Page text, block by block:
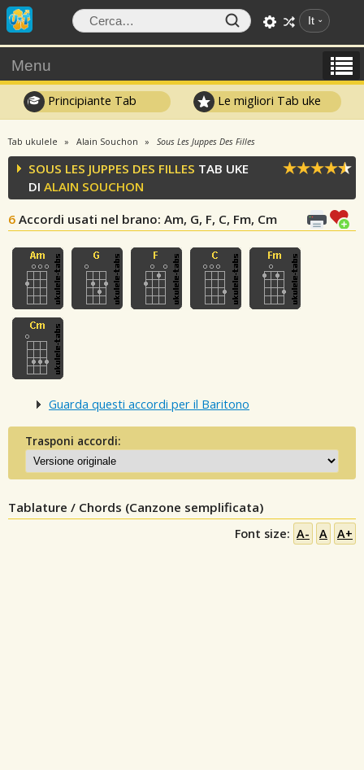
It
Menu
Principiante Tab Le migliori Tab uke
Tab ukulele Alain Souchon Sous Les Juppes Des Filles
SOUS LES JUPPES DES FILLES TAB UKE
DI ALAIN SOUCHON
6 Accordi usati nel brano: Am, G, F, C, Fm, Cm
Guarda questi accordi per il Baritono
Trasponi accordi:
Tablature / Chords (Canzone semplificata)
Font size: A- A A+